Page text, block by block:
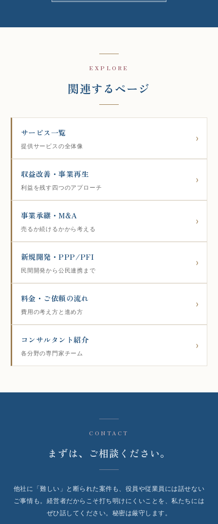
EXPLORE
関連するページ
サービス一覧
提供サービスの全体像
収益改善・事業再生
利益を残す四つのアプローチ
事業承継・M&A
売るか続けるかから考える
新規開発・PPP/PFI
民間開発から公民連携まで
料金・ご依頼の流れ
費用の考え方と進め方
コンサルタント紹介
各分野の専門家チーム
CONTACT
まずは、ご相談ください。
他社に「難しい」と断られた案件も、役員や従業員には話せない
ご事情も。経営者だからこそ打ち明けにくいことを、私たちには
ぜひ話してください。秘密は厳守します。